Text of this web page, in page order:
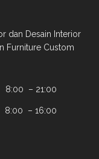
dan Desain Interior
Furniture Custom
8:00 – 21:00
8:00 – 16:00